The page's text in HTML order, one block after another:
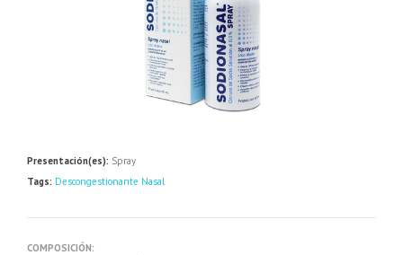
Presentación(es): Spray
Tags: Descongestionante Nasal
COMPOSICIÓN: